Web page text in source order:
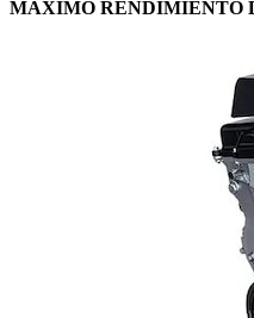
MÁXIMO RENDIMIENTO